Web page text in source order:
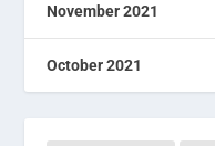
November 2021
October 2021